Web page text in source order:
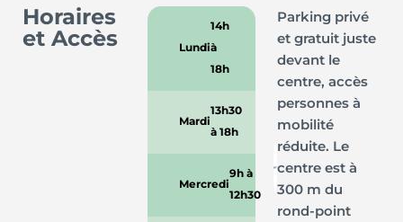
Horaires
et Accès
Lundi
14h
à
18h
Mardi
13h30
à 18h
Mercredi
9h à
12h30
Parking privé
et gratuit juste
devant le
centre, accès
personnes à
mobilité
réduite. Le
centre est à
300 m du
rond-point